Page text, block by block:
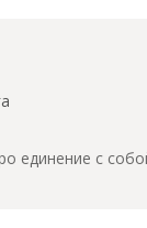
единение с